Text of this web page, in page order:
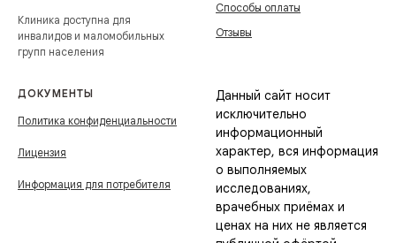
Клиника доступна для
инвалидов и маломобильных
групп населения
Способы оплаты
Отзывы
ДОКУМЕНТЫ
Политика конфиденциальности
Лицензия
Информация для потребителя
Данный сайт носит
исключительно
информационный
характер, вся информация
о выполняемых
исследованиях,
врачебных приёмах и
ценах на них не является